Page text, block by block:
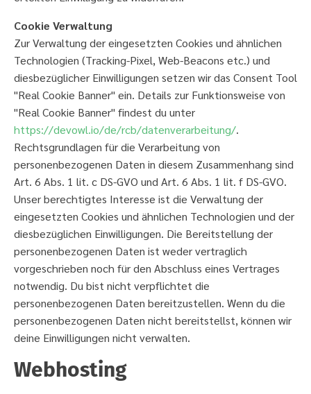
Cookie Verwaltung
Zur Verwaltung der eingesetzten Cookies und ähnlichen
Technologien (Tracking-Pixel, Web-Beacons etc.) und
diesbezüglicher Einwilligungen setzen wir das Consent Tool
"Real Cookie Banner" ein. Details zur Funktionsweise von
"Real Cookie Banner" findest du unter
https://devowl.io/de/rcb/datenverarbeitung/.
Rechtsgrundlagen für die Verarbeitung von
personenbezogenen Daten in diesem Zusammenhang sind
Art. 6 Abs. 1 lit. c DS-GVO und Art. 6 Abs. 1 lit. f DS-GVO.
Unser berechtigtes Interesse ist die Verwaltung der
eingesetzten Cookies und ähnlichen Technologien und der
diesbezüglichen Einwilligungen. Die Bereitstellung der
personenbezogenen Daten ist weder vertraglich
vorgeschrieben noch für den Abschluss eines Vertrages
notwendig. Du bist nicht verpflichtet die
personenbezogenen Daten bereitzustellen. Wenn du die
personenbezogenen Daten nicht bereitstellst, können wir
deine Einwilligungen nicht verwalten.
Webhosting